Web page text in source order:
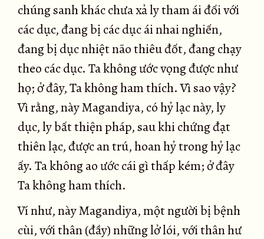
chúng sanh khác chưa xả ly tham ái đối với
các dục, đang bị các dục ái nhai nghiến,
đang bị dục nhiệt não thiêu đốt, đang chạy
theo các dục. Ta không ước vọng được như
họ; ở đây, Ta không ham thích. Vì sao vậy?
Vì rằng, này Magandiya, có hỷ lạc này, ly
dục, ly bất thiện pháp, sau khi chứng đạt
thiên lạc, được an trú, hoan hỷ trong hỷ lạc
ấy. Ta không ao ước cái gì thấp kém; ở đây
Ta không ham thích.
Ví như, này Magandiya, một người bị bệnh
cùi, với thân (đầy) những lở lói, với thân hư